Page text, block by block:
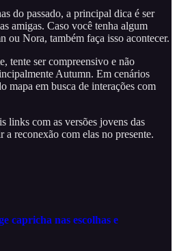
do passado, a principal dica é ser
amigas. Caso você tenha algum
ou Nora, também faça isso acontecer.
tente ser compreensivo e não
Autumn. Em cenários
mapa em busca de interações com
links com as versões jovens das
a reconexão com elas no presente.
capricha nas escolhas e